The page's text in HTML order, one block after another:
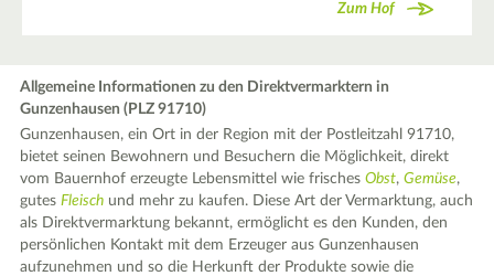
Zum Hof
Allgemeine Informationen zu den Direktvermarktern in
Gunzenhausen (PLZ 91710)
Gunzenhausen, ein Ort in der Region mit der Postleitzahl 91710,
bietet seinen Bewohnern und Besuchern die Möglichkeit, direkt
vom Bauernhof erzeugte Lebensmittel wie frischesObst,Gemüse,
gutesFleisch und mehr zu kaufen. Diese Art der Vermarktung, auch
als Direktvermarktung bekannt, ermöglicht es den Kunden, den
persönlichen Kontakt mit dem Erzeuger aus Gunzenhausen
aufzunehmen und so die Herkunft der Produkte sowie die